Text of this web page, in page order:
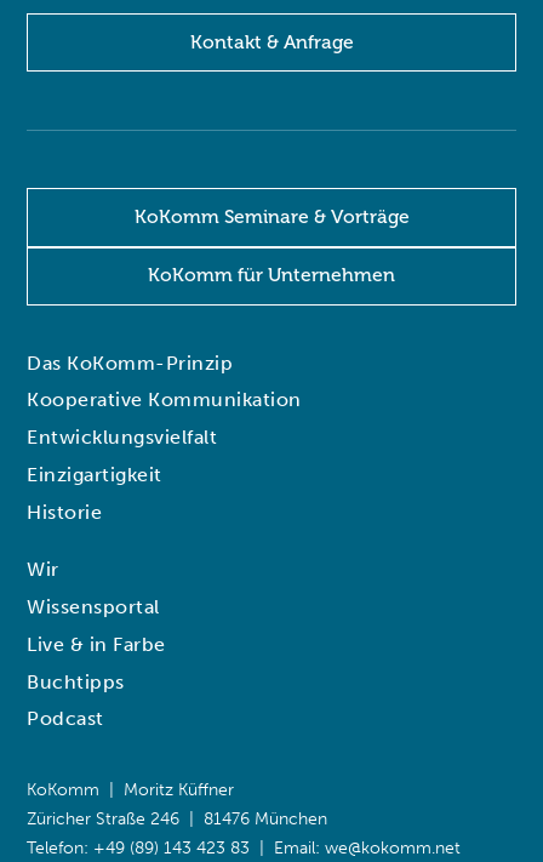
Kontakt & Anfrage
KoKomm Seminare & Vorträge
KoKomm für Unternehmen
KoKomm | Moritz Küffner
Züricher Straße 246 | 81476 München
Telefon: +49 (89) 143 423 83 | Email:we@kokomm.net
Das KoKomm-Prinzip
Kooperative Kommunikation
Entwicklungsvielfalt
Einzigartigkeit
Historie
Wir
Wissensportal
Live & in Farbe
Buchtipps
Podcast